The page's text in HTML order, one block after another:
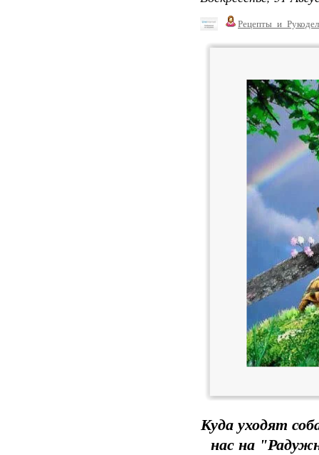
Куда уходят
нас на